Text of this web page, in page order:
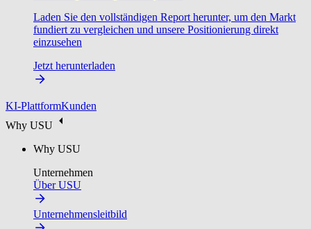
Laden Sie den vollständigen Report herunter, um den Markt
fundiert zu vergleichen und unsere Positionierung direkt
einzusehen
Jetzt herunterladen
KI-PlattformKunden
Why USU
Why USU
Unternehmen
Über USU
Unternehmensleitbild